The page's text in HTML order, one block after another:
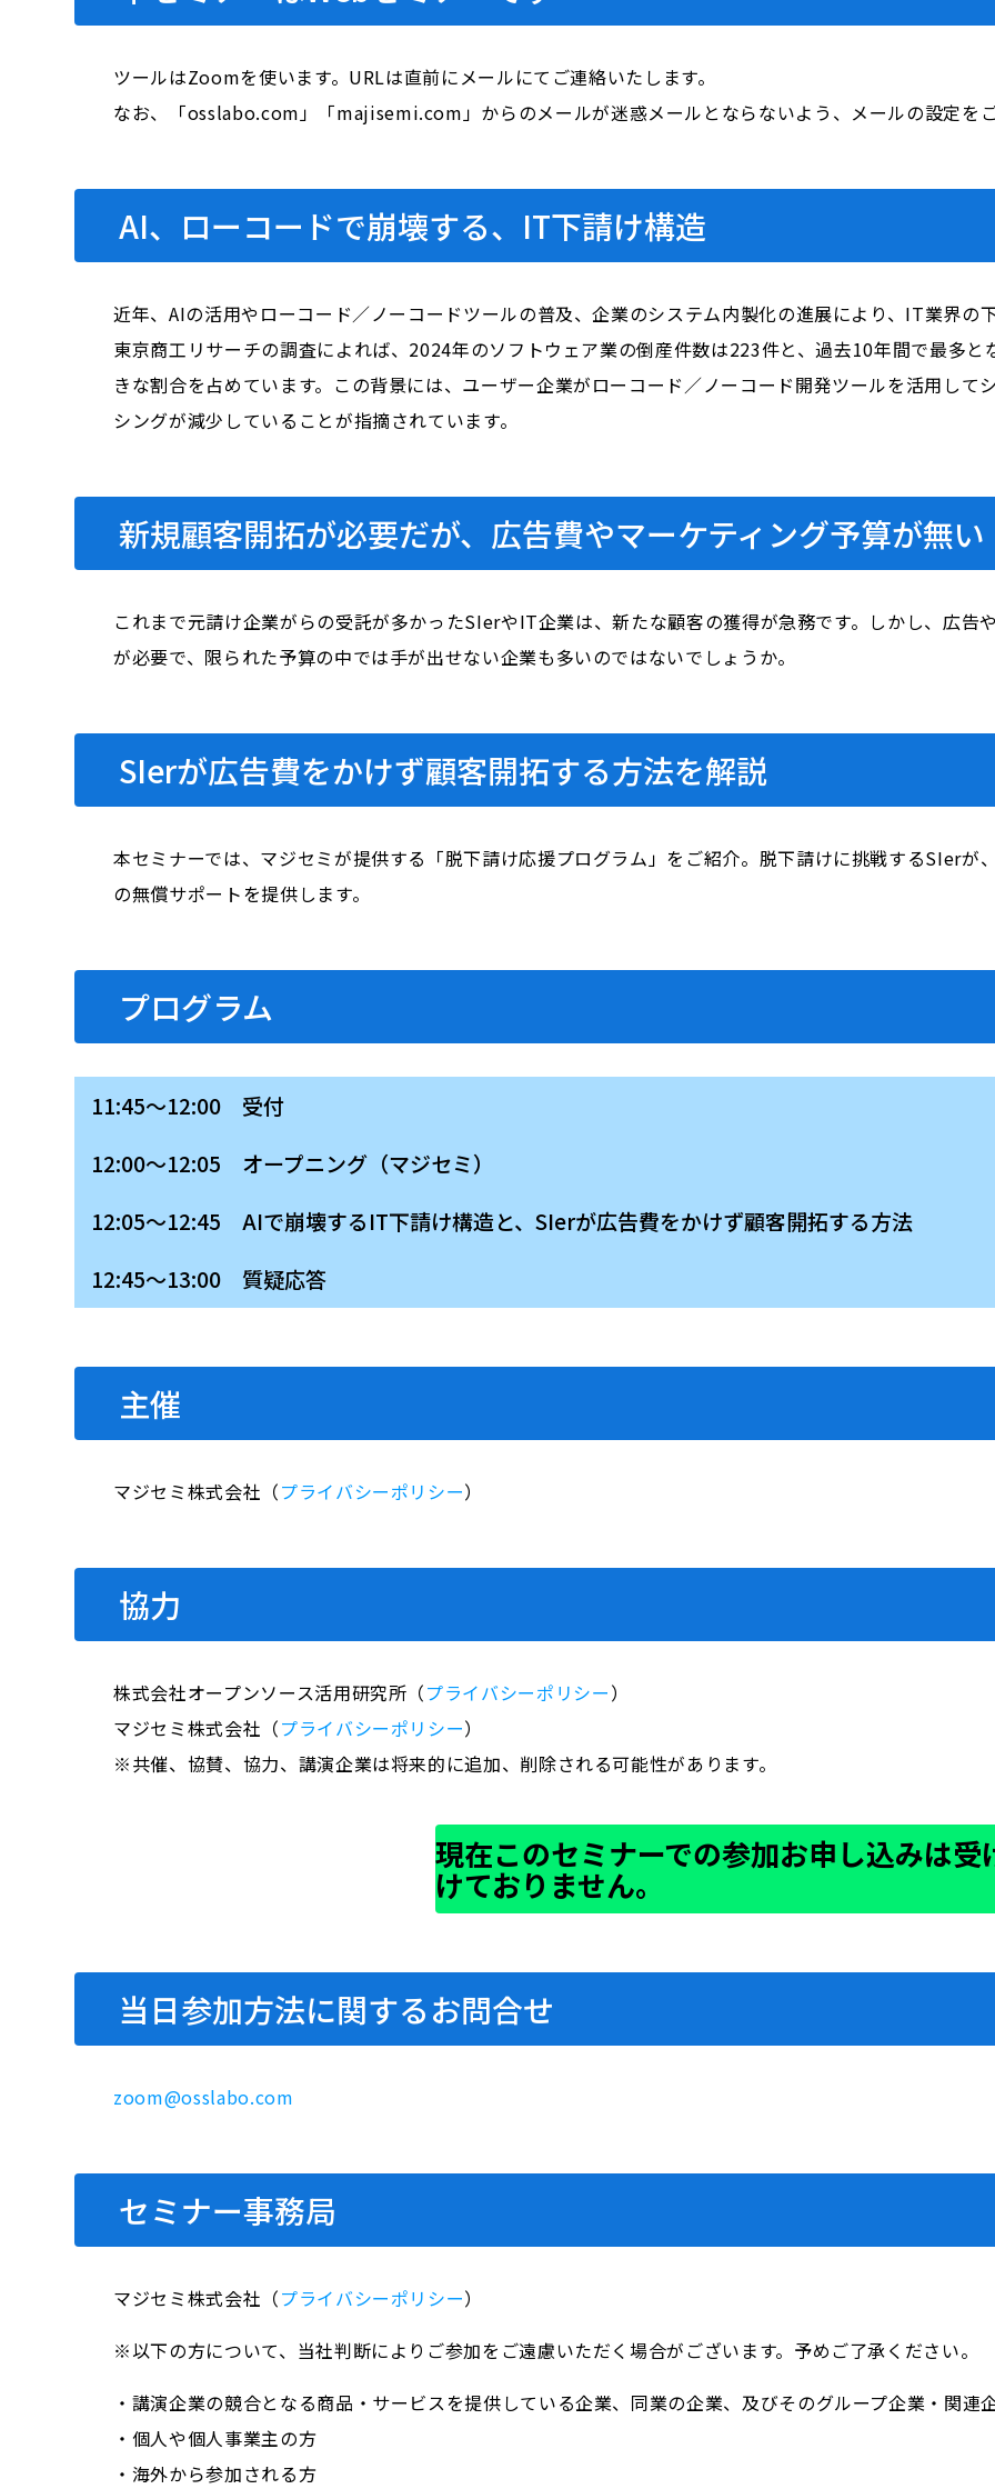
ツールはZoomを使います。URLは直前にメールにてご連絡いたします。
なお、「osslabo.com」「majisemi.com」からのメールが迷惑メールとならないよう、メールの設定を
AI、ローコードで崩壊する、IT下請け構造
近年、AIの活用やローコード／ノーコードツールの普及、企業のシステム内製化の進展により、IT業界の
東京商工リサーチの調査によれば、2024年のソフトウェア業の倒産件数は223件と、過去10年間で最多
きな割合を占めています。この背景には、ユーザー企業がローコード／ノーコード開発ツールを活用して
シングが減少していることが指摘されています。 ​ ​
新規顧客開拓が必要だが、広告費やマーケティング予算が無い
これまで元請け企業がらの受託が多かったSIerやIT企業は、新たな顧客の獲得が急務です。しかし、広告
が必要で、限られた予算の中では手が出せない企業も多いのではないでしょうか。
SIerが広告費をかけず顧客開拓する方法を解説
本セミナーでは、マジセミが提供する「脱下請け応援プログラム」をご紹介。脱下請けに挑戦するSIerが
の無償サポートを提供します。
プログラム
11:45～12:00 受付
12:00～12:05 オープニング（マジセミ）
12:05～12:45 AIで崩壊するIT下請け構造と、SIerが広告費をかけず顧客開拓する方法
12:45～13:00 質疑応答
主催
マジセミ株式会社（プライバシーポリシー）
協力
株式会社オープンソース活用研究所（プライバシーポリシー）
マジセミ株式会社（プライバシーポリシー）
※共催、協賛、協力、講演企業は将来的に追加、削除される可能性があります。
現在このセミナーでの参加お申し込みは受
けておりません。
当日参加方法に関するお問合せ
zoom@osslabo.com
セミナー事務局
マジセミ株式会社（プライバシーポリシー）
※以下の方について、当社判断によりご参加をご遠慮いただく場合がございます。予めご了承ください。
・講演企業の競合となる商品・サービスを提供している企業、同業の企業、及びそのグループ企業・関連
・個人や個人事業主の方
・海外から参加される方